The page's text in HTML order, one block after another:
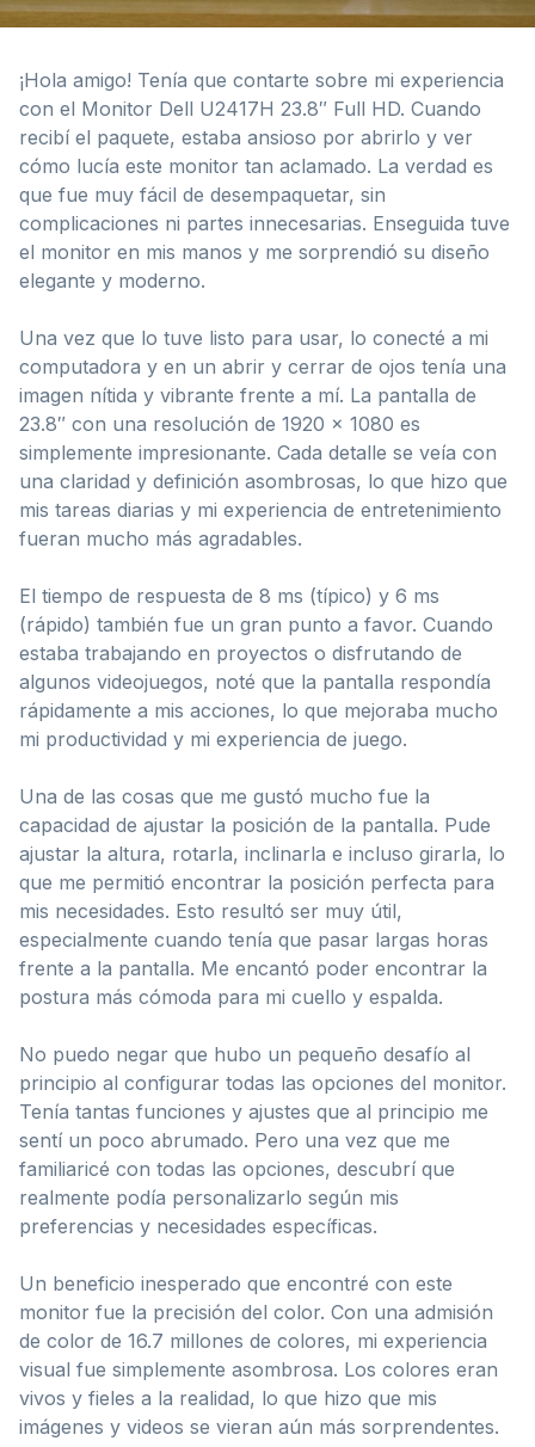
¡Hola amigo! Tenía que contarte sobre mi experiencia
con el Monitor Dell U2417H 23.8″ Full HD. Cuando
recibí el paquete, estaba ansioso por abrirlo y ver
cómo lucía este monitor tan aclamado. La verdad es
que fue muy fácil de desempaquetar, sin
complicaciones ni partes innecesarias. Enseguida tuve
el monitor en mis manos y me sorprendió su diseño
elegante y moderno.
Una vez que lo tuve listo para usar, lo conecté a mi
computadora y en un abrir y cerrar de ojos tenía una
imagen nítida y vibrante frente a mí. La pantalla de
23.8″ con una resolución de 1920 x 1080 es
simplemente impresionante. Cada detalle se veía con
una claridad y definición asombrosas, lo que hizo que
mis tareas diarias y mi experiencia de entretenimiento
fueran mucho más agradables.
El tiempo de respuesta de 8 ms (típico) y 6 ms
(rápido) también fue un gran punto a favor. Cuando
estaba trabajando en proyectos o disfrutando de
algunos videojuegos, noté que la pantalla respondía
rápidamente a mis acciones, lo que mejoraba mucho
mi productividad y mi experiencia de juego.
Una de las cosas que me gustó mucho fue la
capacidad de ajustar la posición de la pantalla. Pude
ajustar la altura, rotarla, inclinarla e incluso girarla, lo
que me permitió encontrar la posición perfecta para
mis necesidades. Esto resultó ser muy útil,
especialmente cuando tenía que pasar largas horas
frente a la pantalla. Me encantó poder encontrar la
postura más cómoda para mi cuello y espalda.
No puedo negar que hubo un pequeño desafío al
principio al configurar todas las opciones del monitor.
Tenía tantas funciones y ajustes que al principio me
sentí un poco abrumado. Pero una vez que me
familiaricé con todas las opciones, descubrí que
realmente podía personalizarlo según mis
preferencias y necesidades específicas.
Un beneficio inesperado que encontré con este
monitor fue la precisión del color. Con una admisión
de color de 16.7 millones de colores, mi experiencia
visual fue simplemente asombrosa. Los colores eran
vivos y fieles a la realidad, lo que hizo que mis
imágenes y videos se vieran aún más sorprendentes.